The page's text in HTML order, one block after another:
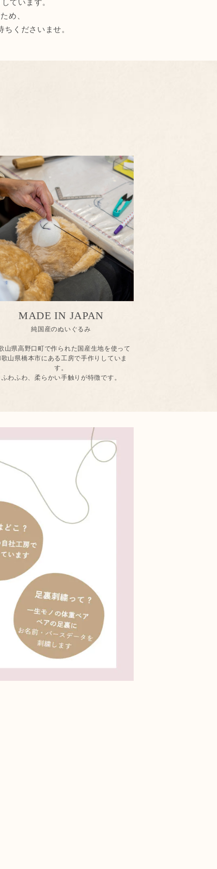
ています。
め、
くださいませ。
MADE IN JAPAN
純国産のぬいぐるみ
山県高野口町で作られた国産生地を使って
歌山県橋本市にある工房で手作りしていま
す。
ふわふわ、柔らかい手触りが特徴です。